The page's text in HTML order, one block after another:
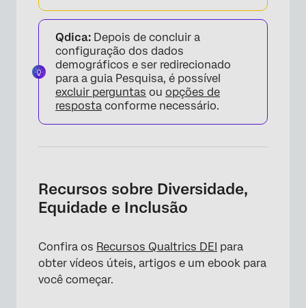
Qdica: Depois de concluir a
configuração dos dados
demográficos e ser redirecionado
para a guia Pesquisa, é possível
excluir perguntas ou opções de
resposta conforme necessário.
Recursos sobre Diversidade,
Equidade e Inclusão
Confira os Recursos Qualtrics DEI para
obter vídeos úteis, artigos e um ebook para
você começar.